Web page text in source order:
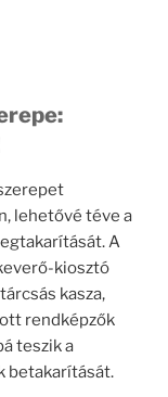
lehetővé téve a
A
kiosztó
kasza,
rendképzők
teszik a
betakarítását.